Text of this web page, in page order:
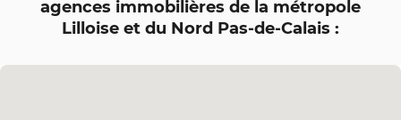
agences immobilières de la métropole
Lilloise et du Nord Pas-de-Calais :